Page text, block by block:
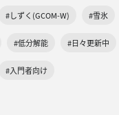
#しずく(GCOM-W) #雪氷
#低分解能 #日々更新中
#入門者向け